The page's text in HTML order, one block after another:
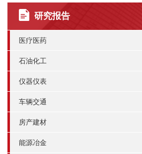
研究报告
医疗医药
石油化工
仪器仪表
车辆交通
房产建材
能源冶金